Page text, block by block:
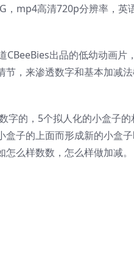
，mp4高清720p分辨率，
出品的低幼动画片
，来渗透数字和基本加减
的，5个拟人化的小盒子
子的上面而形成新的小盒
么样数数，怎么样做加减。